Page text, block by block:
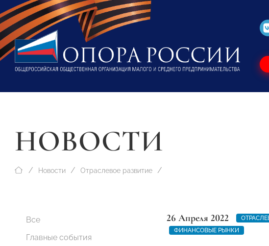
НОВОСТИ
Новости Отраслевое развитие
Все
Главные события
26 Апреля 2022
ФИНАНСОВЫЕ РЫНКИ